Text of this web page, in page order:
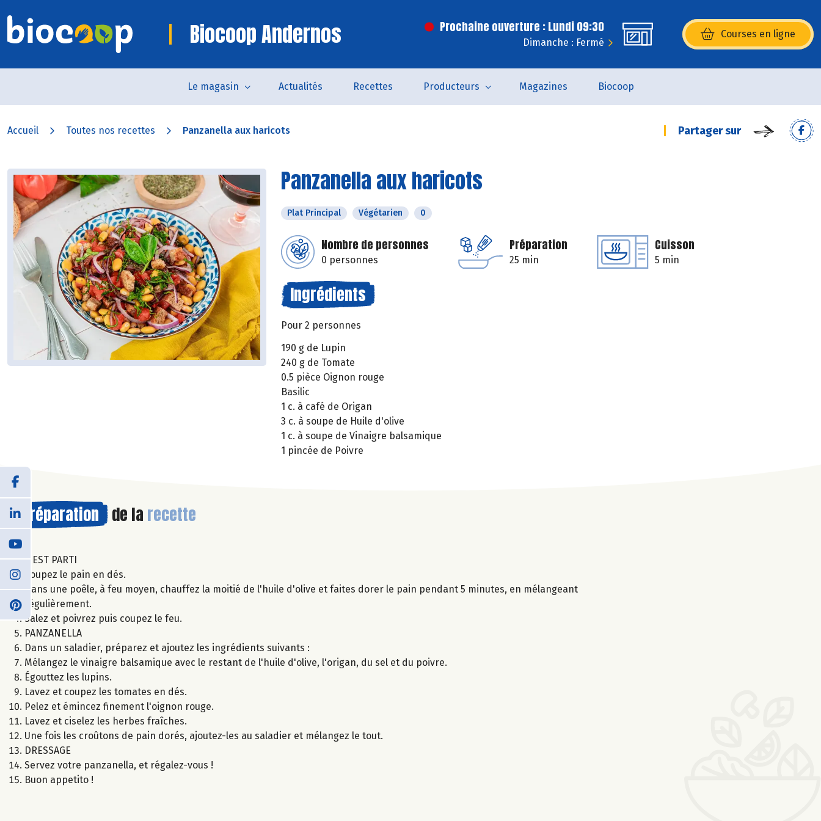
Biocoop Andernos Prochaine ouverture : Lundi 09:30
Dimanche : Fermé
Courses en ligne
(s’ouvre dans une nouvelle
Le magasin Actualités Recettes Producteurs Magazines Biocoop
Accueil Toutes nos recettes Panzanella aux haricots Partager sur
Panzanella aux haricots
Plat Principal Végétarien 0
Nombre de personnes
0 personnes
Préparation
25 min
Cuisson
5 min
Ingrédients
Pour 2 personnes
190 g de Lupin
240 g de Tomate
0.5 pièce Oignon rouge
Basilic
1 c. à café de Origan
3 c. à soupe de Huile d'olive
1 c. à soupe de Vinaigre balsamique
1 pincée de Poivre
Préparation de la recette
C'EST PARTI
Coupez le pain en dés.
Dans une poêle, à feu moyen, chauffez la moitié de l'huile d'olive et faites dorer le pain pendant 5 minutes, en mélangeant
régulièrement.
Salez et poivrez puis coupez le feu.
PANZANELLA
Dans un saladier, préparez et ajoutez les ingrédients suivants :
Mélangez le vinaigre balsamique avec le restant de l'huile d'olive, l'origan, du sel et du poivre.
Égouttez les lupins.
Lavez et coupez les tomates en dés.
Pelez et émincez finement l'oignon rouge.
Lavez et ciselez les herbes fraîches.
Une fois les croûtons de pain dorés, ajoutez-les au saladier et mélangez le tout.
DRESSAGE
Servez votre panzanella, et régalez-vous !
Buon appetito !